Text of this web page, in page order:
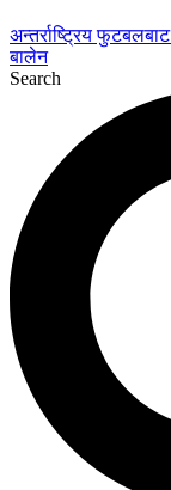
अन्तर्राष्ट्रिय फुटबलबाट
बालेन
Search